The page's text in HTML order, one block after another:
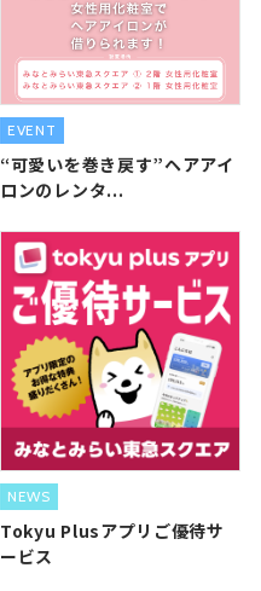
EVENT
“可愛いを巻き戻す”ヘアアイ
ロンのレンタ...
NEWS
Tokyu Plusアプリご優待サ
ービス